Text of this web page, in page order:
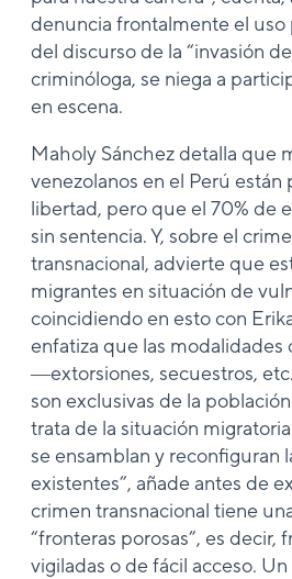
denuncia frontalmente el
del discurso de la “invasión
criminóloga, se niega a
en escena.
Maholy Sánchez detalla que
venezolanos en el Perú están
libertad, pero que el 70% de
sin sentencia. Y, sobre el
transnacional, advierte que
migrantes en situación de
coincidiendo en esto con
enfatiza que las modalidades
―extorsiones, secuestros,
son exclusivas de la
trata de la situación
se ensamblan y reconfiguran
existentes”, añade antes de
crimen transnacional tiene
“fronteras porosas”, es decir,
vigiladas o de fácil acceso.